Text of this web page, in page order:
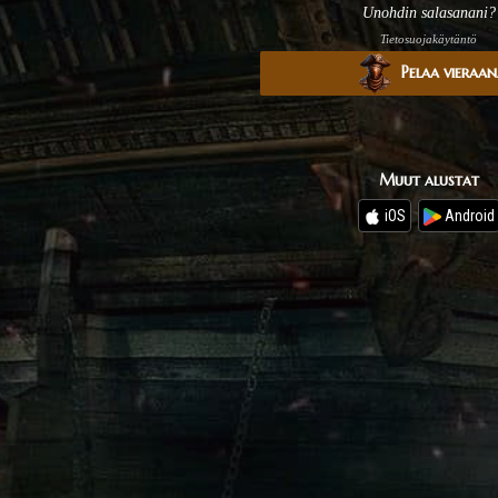
Unohdin salasanani?
Tietosuojakäytäntö
Pelaa
Muut alustat
iOS Android